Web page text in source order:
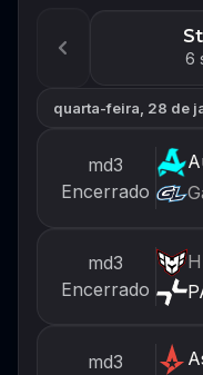
estar pronto
o
6
quarta-feira, 28 de
md3
Encerrado
md3
Encerrado
md3